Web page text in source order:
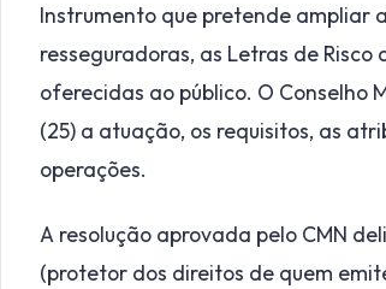
Instrumento que pretende ampliar
resseguradoras, as Letras de Risco
oferecidas ao público. O Conselho
(25) a atuação, os requisitos, as
operações.
A resolução aprovada pelo CMN
(protetor dos direitos de quem